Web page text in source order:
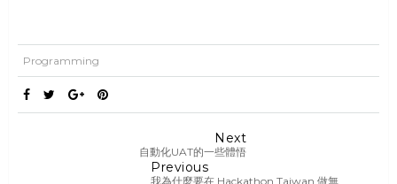
Programming
Next
自動化UAT的一些體悟
Previous
我為什麼要在 Hackathon Taiwan 做無